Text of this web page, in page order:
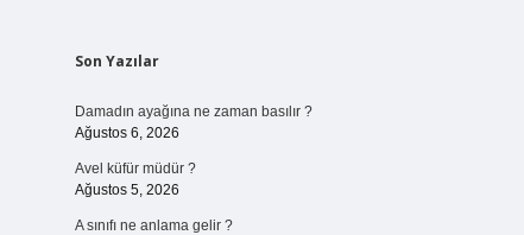
Sidebar
Son Yazılar
Damadın ayağına ne zaman basılır ?
Ağustos 6, 2026
Avel küfür müdür ?
Ağustos 5, 2026
A sınıfı ne anlama gelir ?